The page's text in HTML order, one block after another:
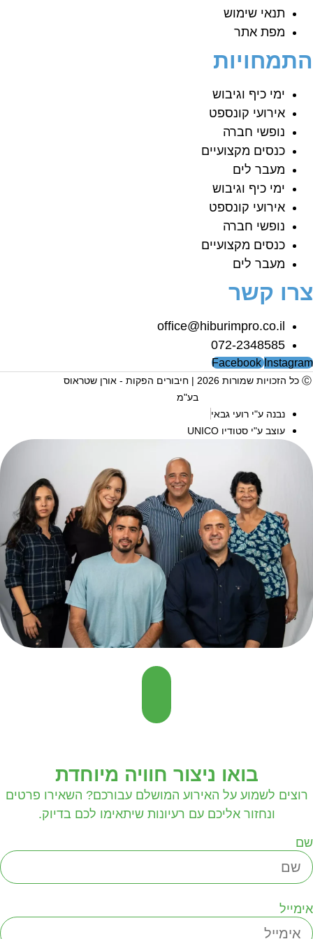
תנאי שימוש
מפת אתר
ימי כיף וגיבוש
אירועי קונספט
נופשי חברה
כנסים מקצועיים
מעבר לים
ימי כיף וגיבוש
אירועי קונספט
נופשי חברה
כנסים מקצועיים
מעבר לים
קשר
office@hiburimpro.co.il
072-2348585
Facebook
Ⓒ כל הזכויות שמורות 2026 | חיבורים הפקות - אורן שטראוס
בע"מ
נבנה ע"י רועי גבאי
עוצב ע"י סטודיו UNICO
בואו ניצור חוויה מיוחדת
רוצים לשמוע על האירוע המושלם עבורכם? השאירו פרטים
ונחזור אליכם עם רעיונות שיתאימו לכם בדיוק.